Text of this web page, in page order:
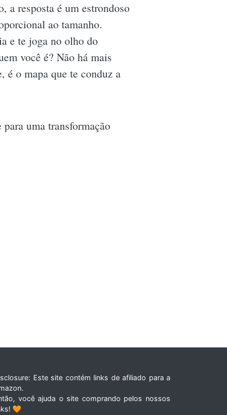
a resposta é um estrondoso
ao tamanho.
e te joga no olho do
você é? Não há mais
é o mapa que te conduz a
uma transformação
Este site contém links de afiliado para a
você ajuda o site comprando pelos nossos
🧡